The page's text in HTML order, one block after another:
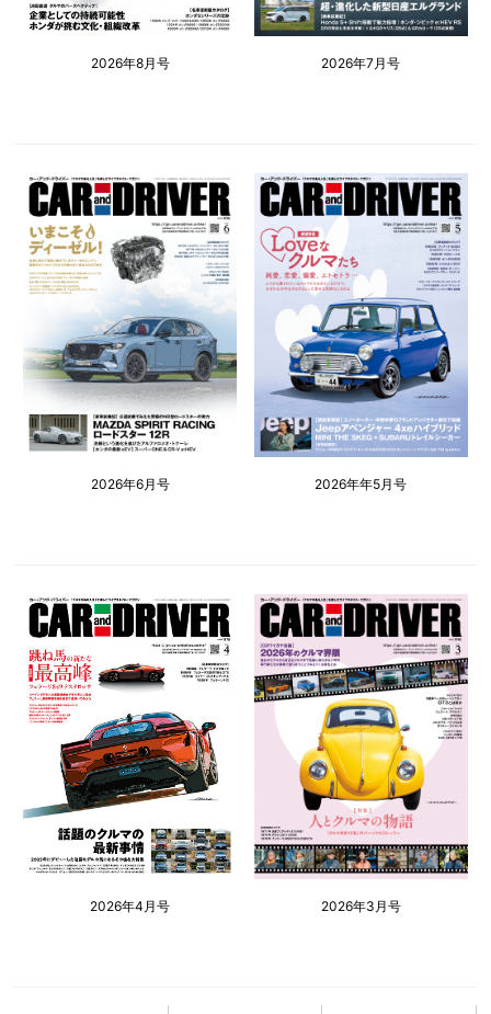
2026年8月号 2026年7月号
2026年6月号 2026年年5月号
2026年4月号 2026年3月号